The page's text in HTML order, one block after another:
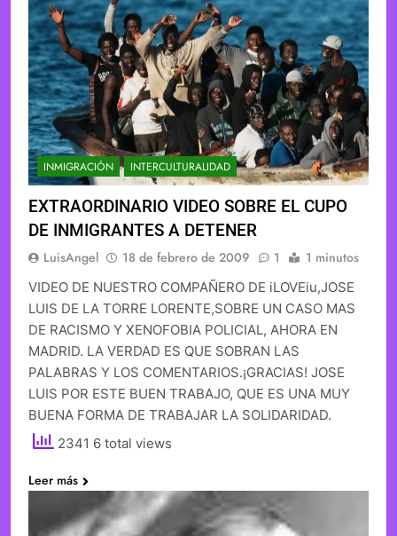
INMIGRACIÓN INTERCULTURALIDAD
EXTRAORDINARIO VIDEO SOBRE EL CUPO
DE INMIGRANTES A DETENER
LuisAngel 18 de febrero de 2009 1 1 minutos
VIDEO DE NUESTRO COMPAÑERO DE iLOVEiu,JOSE
LUIS DE LA TORRE LORENTE,SOBRE UN CASO MAS
DE RACISMO Y XENOFOBIA POLICIAL, AHORA EN
MADRID. LA VERDAD ES QUE SOBRAN LAS
PALABRAS Y LOS COMENTARIOS.¡GRACIAS! JOSE
LUIS POR ESTE BUEN TRABAJO, QUE ES UNA MUY
BUENA FORMA DE TRABAJAR LA SOLIDARIDAD.
2341 6 total views
Leer más